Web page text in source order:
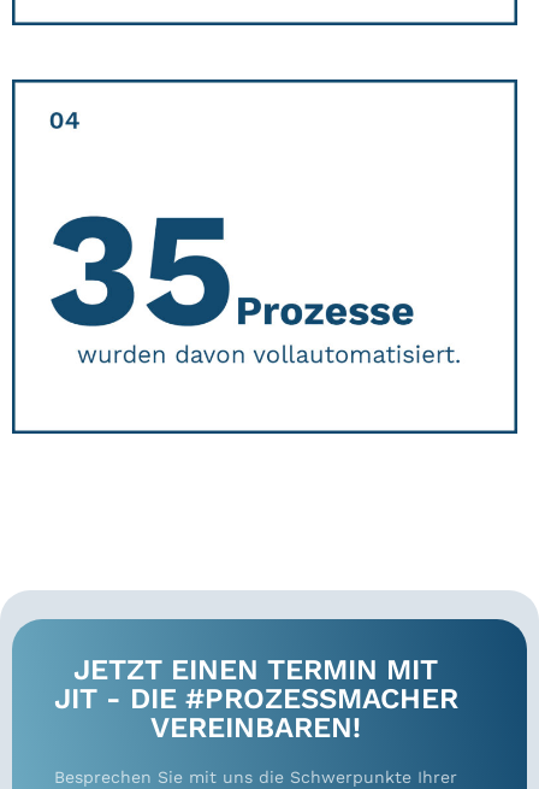
JETZT EINEN TERMIN MIT
JIT - DIE #PROZESSMACHER
VEREINBAREN!
Besprechen Sie mit uns die Schwerpunkte Ihrer